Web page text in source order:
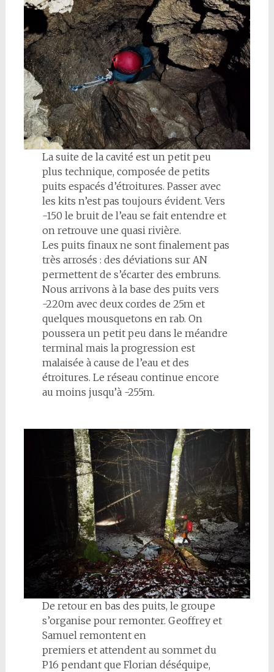
La suite de la cavité est un petit peu
plus technique, composée de petits
puits espacés d’étroitures. Passer avec
les kits n’est pas toujours évident. Vers
-150 le bruit de l’eau se fait entendre et
on retrouve une quasi rivière.
Les puits finaux ne sont finalement pas
très arrosés : des déviations sur AN
permettent de s’écarter des embruns.
Nous arrivons à la base des puits vers
-220m avec deux cordes de 25m et
quelques mousquetons en rab. On
poussera un petit peu dans le méandre
terminal mais la progression est
malaisée à cause de l’eau et des
étroitures. Le réseau continue encore
au moins jusqu’à -255m.
De retour en bas des puits, le groupe
s’organise pour remonter. Geoffrey et
Samuel remontent en
premiers et attendent au sommet du
P16 pendant que Florian déséquipe,